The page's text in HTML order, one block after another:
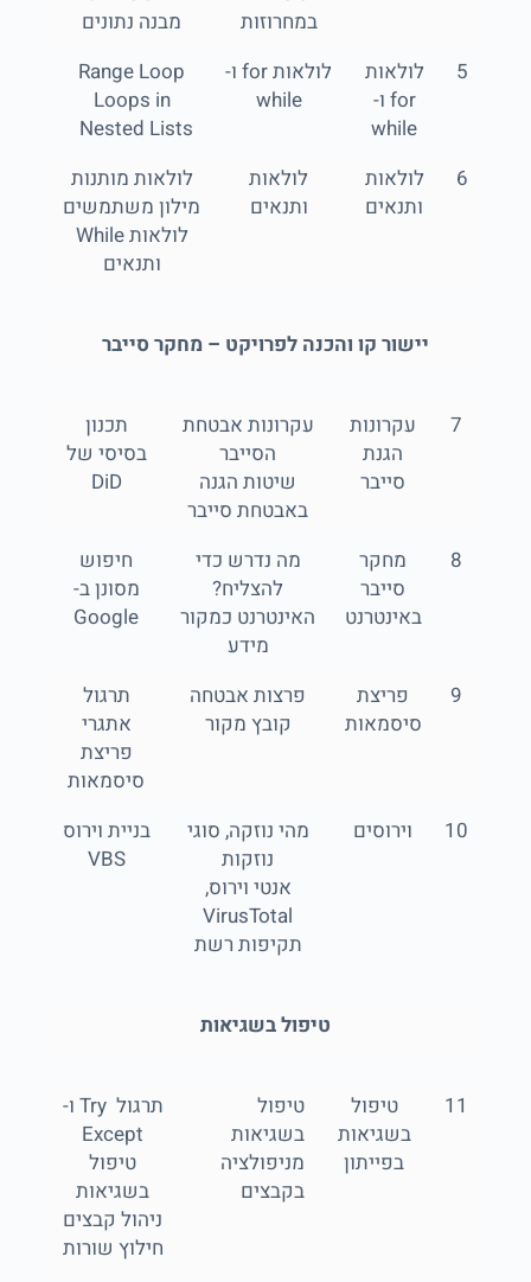
במחרוזות
מבנה נתונים
5
לולאות
for ו-
while
לולאות for ו-
while
Range Loop
Loops in
Nested Lists
6
לולאות
ותנאים
לולאות
ותנאים
לולאות מותנות
מילון משתמשים
לולאות While
ותנאים
יישור קו והכנה לפרויקט – מחקר סייבר
7
עקרונות
הגנת
סייבר
עקרונות אבטחת
הסייבר
שיטות הגנה
באבטחת סייבר
תכנון
בסיסי של
DiD
8
מחקר
סייבר
באינטרנט
מה נדרש כדי
להצליח?
האינטרנט כמקור
מידע
חיפוש
מסונן ב-
Google
9
פריצת
סיסמאות
פרצות אבטחה
קובץ מקור
תרגול
אתגרי
פריצת
סיסמאות
10
וירוסים
מהי נוזקה, סוגי
נוזקות
אנטי וירוס,
VirusTotal
תקיפות רשת
בניית וירוס
VBS
טיפול בשגיאות
11
טיפול
בשגיאות
בפייתון
טיפול
בשגיאות
מניפולציה
בקבצים
תרגול Try ו-
Except
טיפול
בשגיאות
ניהול קבצים
חילוץ שורות